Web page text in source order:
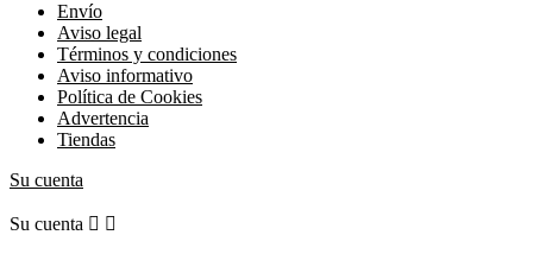
Envío
Aviso legal
Términos y condiciones
Aviso informativo
Política de Cookies
Advertencia
Tiendas
Su cuenta
Su cuenta  